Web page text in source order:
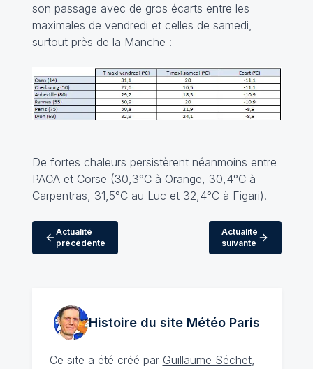
son passage avec de gros écarts entre les
maximales de vendredi et celles de samedi,
surtout près de la Manche :
De fortes chaleurs persistèrent néanmoins entre
PACA et Corse (30,3°C à Orange, 30,4°C à
Carpentras, 31,5°C au Luc et 32,4°C à Figari).
Actualité
précédente
Actualité
suivante
Histoire du site MétéoParis
Ce site a été créé par Guillaume Séchet,